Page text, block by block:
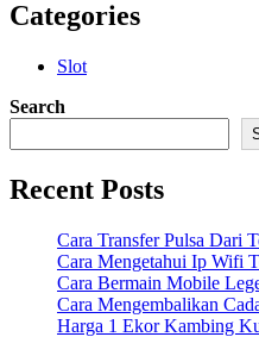
Categories
Slot
Search
Recent Posts
Cara Transfer Pulsa Dari
Cara Mengetahui Ip Wifi
Cara Bermain Mobile
Cara Mengembalikan
Harga 1 Ekor Kambing